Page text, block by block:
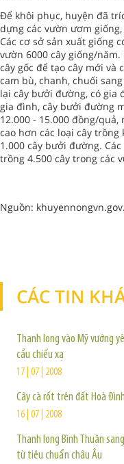
Để khôi phục, huyện đã
dựng các vườn ươm
Các cơ sở sản xuất giống
vườn 6000 cây giống/
cây gốc để tạo cây mới
cam bù, chanh, chuối
lại cây bưởi đường, có gia
gia đình, cây bưởi đường
12.000 - 15.000 đồng/
cao hơn các loại cây
1.000 cây bưởi đường.
trồng 4.500 cây trong các
Nguồn:
CÁC TIN
Thanh long vào Mỹ vướng
cầu chiếu xạ
17 | 07 | 2008
Cây cà rốt trên đất Hoà Đình
16 | 07 | 2008
Thanh long Bình Thuận
từ tiêu chuẩn châu Âu